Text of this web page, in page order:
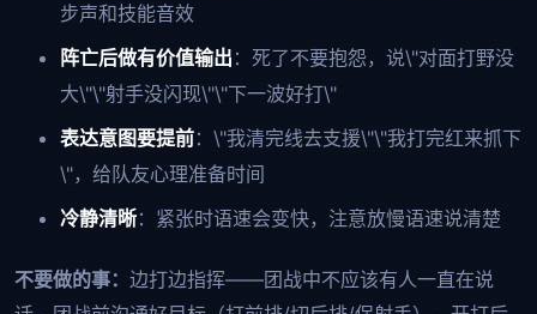
步声和技能音效
阵亡后做有价值输出 ：死了不要抱怨，说\"对面打野没
大\"\"射手没闪现\"\"下一波好打\"
表达意图要提前：\"我清完线去支援\"\"我打完红来抓下
\"，给队友心理准备时间
冷静清晰：紧张时语速会变快，注意放慢语速说清楚
不要做的事： 边打边指挥——团战中不应该有人一直在说